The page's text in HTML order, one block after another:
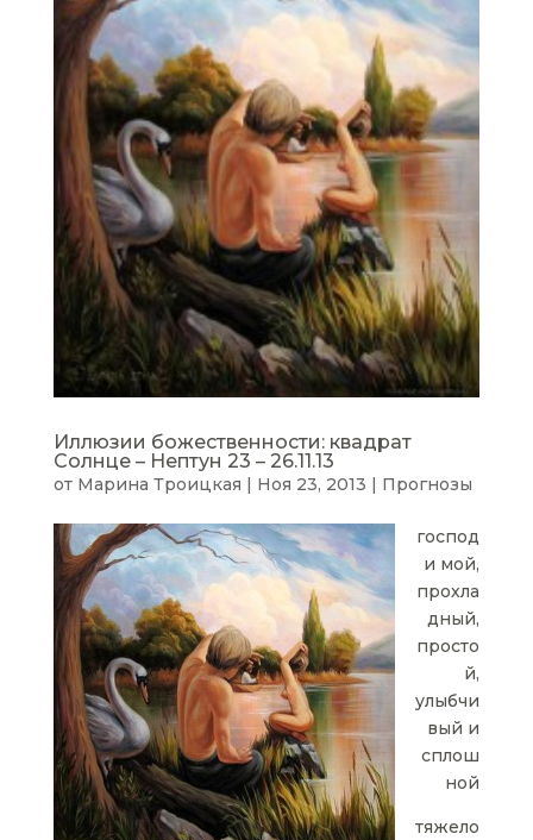
Иллюзии божественности: квадрат
Солнце – Нептун 23 – 26.11.13
от Марина Троицкая | Ноя 23, 2013 | Прогнозы
господ
и мой,
прохла
дный,
просто
й,
улыбчи
вый и
сплош
ной
тяжело